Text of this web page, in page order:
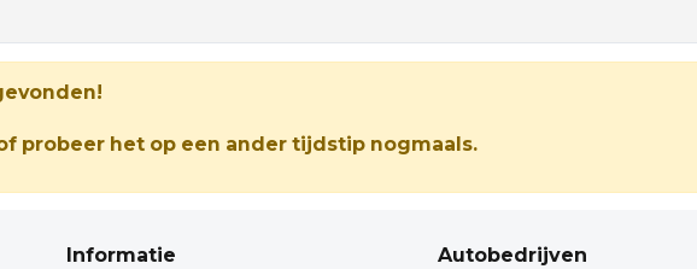
probeer het op een ander tijdstip nogmaals.
Informatie Autobedrijven